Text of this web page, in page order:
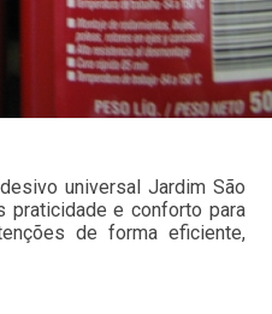
universal Jardim São
praticidade e conforto para
de forma eficiente,